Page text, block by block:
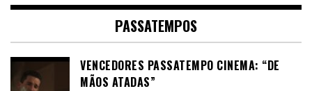
PASSATEMPOS
VENCEDORES PASSATEMPO CINEMA: “DE
MÃOS ATADAS”